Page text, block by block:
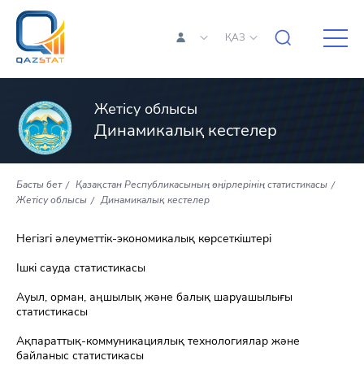
ҚАЗ
Жетісу облысы
Динамикалық кестелер
Басты бет
Қазақстан Республикасының өңірлерінің статистикасы
Жетісу облысы
Динамикалық кестелер
Негізгі әлеуметтік-экономикалық көрсеткіштері
Ішкі сауда статистикасы
Ауыл, орман, аңшылық және балық шаруашылығы
статистикасы
Ақпараттық-коммуникациялық технологиялар және
байланыс статистикасы